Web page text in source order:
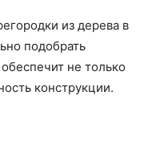
из дерева в
подобрать
не только
конструкции.